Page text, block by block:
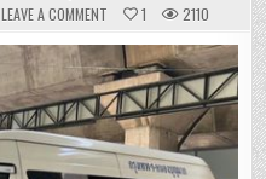
LEAVE A COMMENTON
ตู้
ปากช่อง
–
กรุงเทพ
1 2110